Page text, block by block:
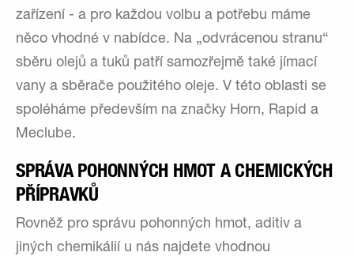
zařízení - a pro každou volbu a potřebu máme
něco vhodné v nabídce. Na „odvrácenou stranu“
sběru olejů a tuků patří samozřejmě také jímací
vany a sběrače použitého oleje. V této oblasti se
spoléháme především na značky Horn, Rapid a
Meclube.
SPRÁVA POHONNÝCH HMOT A CHEMICKÝCH
PŘÍPRAVKŮ
Rovněž pro správu pohonných hmot, aditiv a
jiných chemikálií u nás najdete vhodnou